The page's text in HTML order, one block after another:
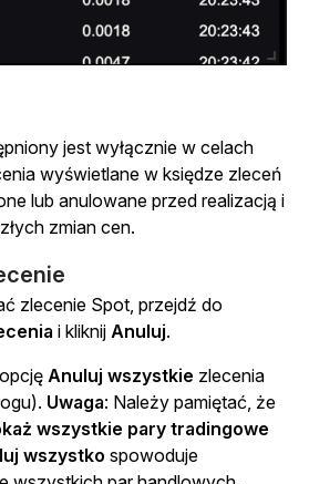
jest wyłącznie w celach
wyświetlane w księdze zleceń
lub anulowane przed realizacją i
zmian cen.
zlecenie Spot, przejdź do
i kliknij Anuluj.
Anuluj wszystkie zlecenia
Uwaga: Należy pamiętać, że
wszystkie pary tradingowe
wszystko spowoduje